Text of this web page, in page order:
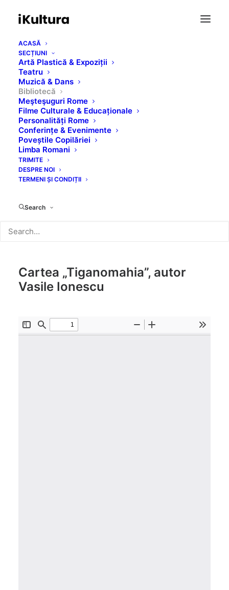
ACASĂ
SECȚIUNI
Artă Plastică & Expoziții
Teatru
Muzică & Dans
Bibliotecă
Meşteşuguri Rome
Filme Culturale & Educaționale
Personalități Rome
Conferințe & Evenimente
Poveștile Copilăriei
Limba Romani
TRIMITE
DESPRE NOI
TERMENI ȘI CONDIȚII
Search
Tiganomahia
FEBRUARY 2, 2021 |
Cartea „Tiganomahia”, autor
Vasile Ionescu